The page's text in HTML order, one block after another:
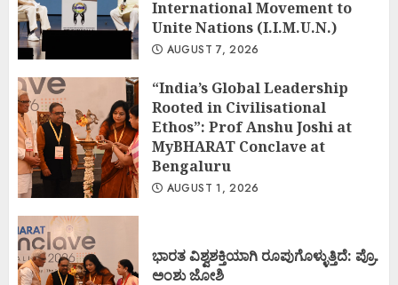
International Movement to
Unite Nations (I.I.M.U.N.)
AUGUST 7, 2026
“India’s Global Leadership
Rooted in Civilisational
Ethos”: Prof Anshu Joshi at
MyBHARAT Conclave at
Bengaluru
AUGUST 1, 2026
ಭಾರತ ವಿಶ್ವಶಕ್ತಿಯಾಗಿ ರೂಪುಗೊಳ್ಳುತ್ತಿದೆ: ಪ್ರೊ.
ಅಂಶು ಜೋಶಿ